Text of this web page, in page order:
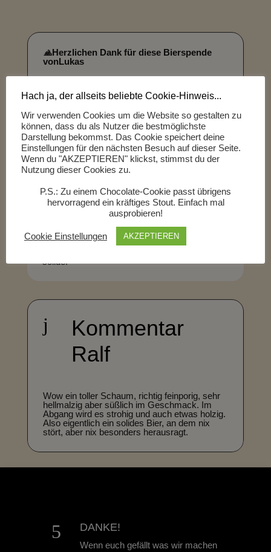
🙏Herzlichen Dank für diese Bierspende
vonLukas
j
Kommentar
Alex
Oh, das ist ein sehr helles Märzen. Mal sehen
wie sich die Malznoten so zu Wort melden. ...
Ja, schöne helle Malznoten. Etwas strohig.
Aber trotzdem deutliche Malzsüße. Leicht
solide.
j
Kommentar
Ralf
Wow ein toller Schaum, richtig feinporig, sehr
hellmalzig aber süßlich im Geschmack. Im
Abgang wird es strohig und auch etwas holzig.
Also eigentlich ein solides Bier, an dem nix
stört, aber nix besonders herausragt.
5 DANKE!
Wenn euch gefällt was wir machen
Hach ja, der allseits beliebte Cookie-Hinweis...
Wir verwenden Cookies um die Website so gestalten zu
können, dass du als Nutzer die bestmöglichste
Darstellung bekommst. Das Cookie speichert deine
Einstellungen für den nächsten Besuch auf dieser Seite.
Wenn du "AKZEPTIEREN" klickst, stimmst du der
Nutzung dieser Cookies zu.
P.S.: Zu einem Chocolate-Cookie passt übrigens
hervorragend ein kräftiges Stout. Einfach mal
ausprobieren!
Cookie Einstellungen AKZEPTIEREN